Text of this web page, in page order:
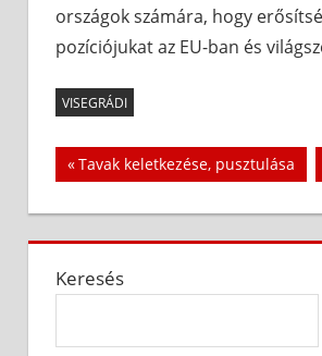
országok számára, hogy
pozíciójukat az EU-ban és
VISEGRÁDI
Bejegyzés
navigáció
Previous
Post:
Tavak keletkezése, pusztulása
Keresés